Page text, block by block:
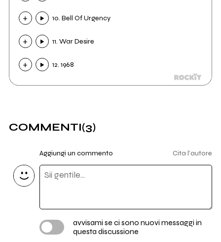
10. Bell Of Urgency
11. War Desire
12. 1968
COMMENTI(3)
Aggiungi un commento Cita l'autore
avvisami se ci sono nuovi messaggi in
questa discussione